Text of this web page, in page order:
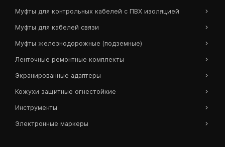
Муфты для контрольных кабелей с ПВХ изоляцией
Муфты для кабелей связи
Муфты железнодорожные (подземные)
Ленточные ремонтные комплекты
Экранированные адаптеры
Кожухи защитные огнестойкие
Инструменты
Электронные маркеры